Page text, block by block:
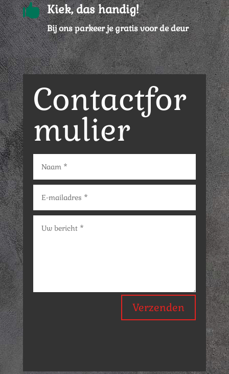
 Kiek, das handig!
Bij ons parkeer je gratis voor de deur
Contactfor
mulier
Verzenden